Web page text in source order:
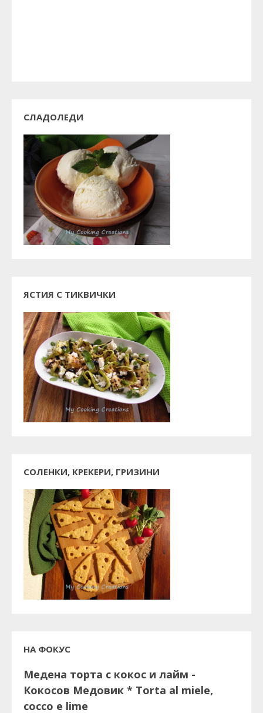
СЛАДОЛЕДИ
ЯСТИЯ С ТИКВИЧКИ
СОЛЕНКИ, КРЕКЕРИ, ГРИЗИНИ
НА ФОКУС
Медена торта с кокос и лайм -
Кокосов Медовик * Torta al miele,
cocco e lime